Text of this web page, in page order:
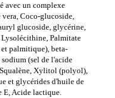
avec un complexe
Coco-glucoside,
glucoside, glycérine,
Palmitate
et palmitique), beta-
(sel de l'acide
Xylitol (polyol),
et glycérides d'huile de
E, Acide lactique.